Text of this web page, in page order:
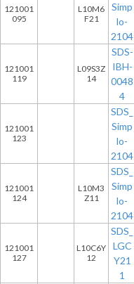
121001
095
L10M6
F21
Simp
lo-
2104
121001
119
L09S3Z
14
SDS-
IBH-
0048
4
121001
123
SDS_
Simp
lo-
2104
121001
124
L10M3
Z11
SDS_
Simp
lo-
2104
121001
127
L10C6Y
12
SDS_
LGC
Y21
1